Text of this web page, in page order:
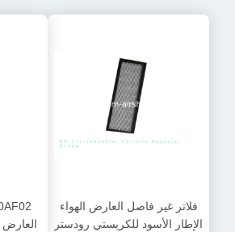
فلاتر غير فاصل العارض الهواء
الإطار الأسود للكريستي رودستر
العارض